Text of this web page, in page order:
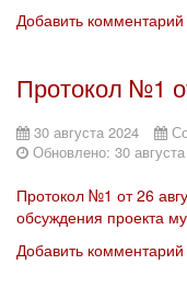
Добавить комментарий
Протокол №1
30 августа 2024
Обновлено: 30
Протокол №1 от 26
обсуждения проекта
Добавить комментарий